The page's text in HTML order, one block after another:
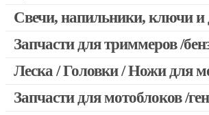
Свечи, напильники, ключи и
Запчасти для триммеров /
Запчасти для Китайских триммеров
Запчасти для мотокос Stihl /
Леска / Головки / Ножи для
Запчасти для мотоблоков /